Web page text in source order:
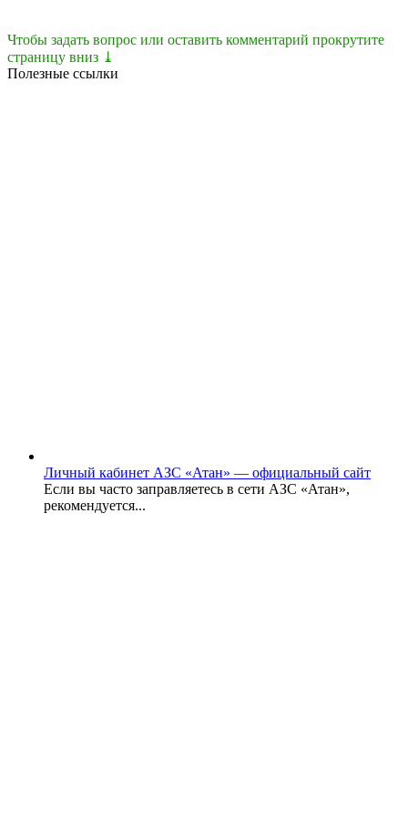
Чтобы задать вопрос или оставить комментарий прокрутите
страницу вниз ⤓
Полезные ссылки
Личный кабинет АЗС «Атан» — официальный сайт
Если вы часто заправляетесь в сети АЗС «Атан»,
рекомендуется...